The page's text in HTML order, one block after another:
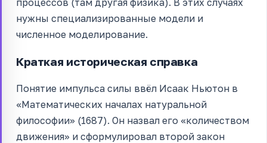
нужны специализированные модели и
численное моделирование.
Краткая историческая справка
Понятие импульса силы ввёл Исаак Ньютон в
«Математических началах натуральной
философии» (1687). Он назвал его «количеством
движения» и сформулировал второй закон